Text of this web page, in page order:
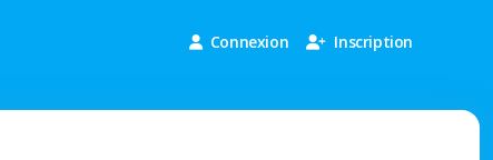
Connexion Inscription